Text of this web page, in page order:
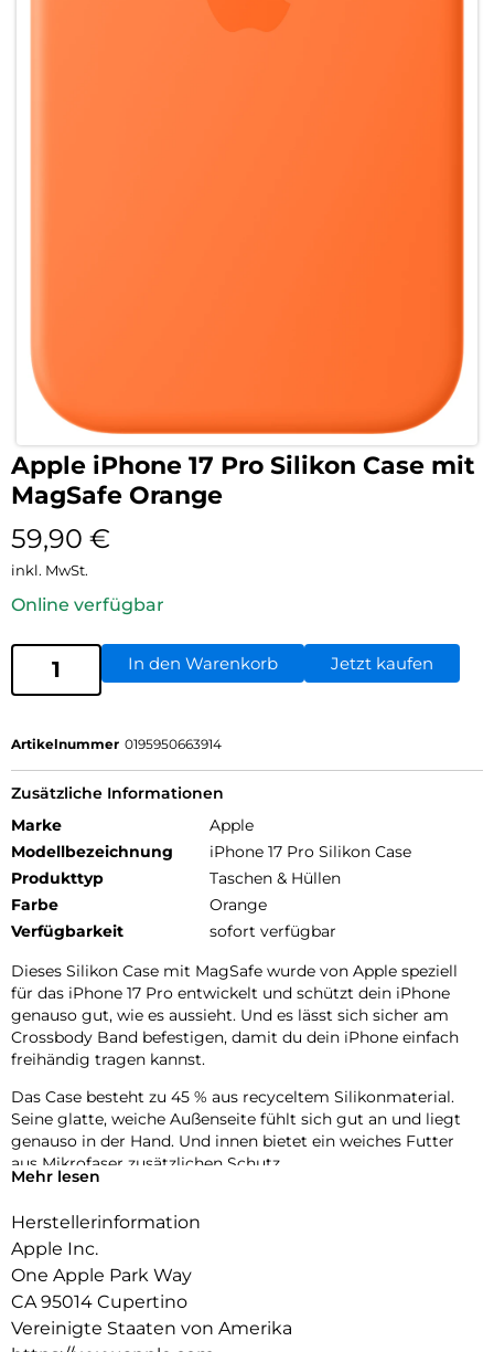
Apple iPhone 17 Pro Silikon Case mit
MagSafe Orange
59,90 €
inkl. MwSt.
Online verfügbar
In den Warenkorb Jetzt kaufen
Artikelnummer 0195950663914
Zusätzliche Informationen
Marke
Apple
Modellbezeichnung
iPhone 17 Pro Silikon Case
Produkttyp
Taschen & Hüllen
Farbe
Orange
Verfügbarkeit
sofort verfügbar
Dieses Silikon Case mit MagSafe wurde von Apple speziell
für das iPhone 17 Pro entwickelt und schützt dein iPhone
genauso gut, wie es aussieht. Und es lässt sich sicher am
Crossbody Band befestigen, damit du dein iPhone einfach
freihändig tragen kannst.
Das Case besteht zu 45 % aus recyceltem Silikon­material.
Seine glatte, weiche Außenseite fühlt sich gut an und liegt
genauso in der Hand. Und innen bietet ein weiches Futter
aus Mikrofaser zusätzlichen Schutz.
Es kommt mit Saphirglas mit einer leitenden Schicht, die die
Bewegungen deines Fingers zur Kamerasteuerung
überträgt.
Mit integrierten Magneten, die sich perfekt am iPhone 17 Pro
ausrichten, hält das Case ganz einfach und sorgt für
Mehr lesen
Herstellerinformation
Apple Inc.
One Apple Park Way
CA 95014 Cupertino
Vereinigte Staaten von Amerika